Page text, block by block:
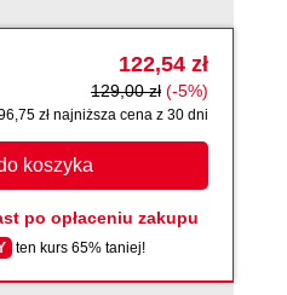
122,54 zł
129,00 zł (-5%)
zł najniższa cena z 30 dni
koszyka
po opłaceniu zakupu
ten kurs 65% taniej!